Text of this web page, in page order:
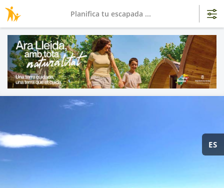
ES
Planifica tu escapada ...